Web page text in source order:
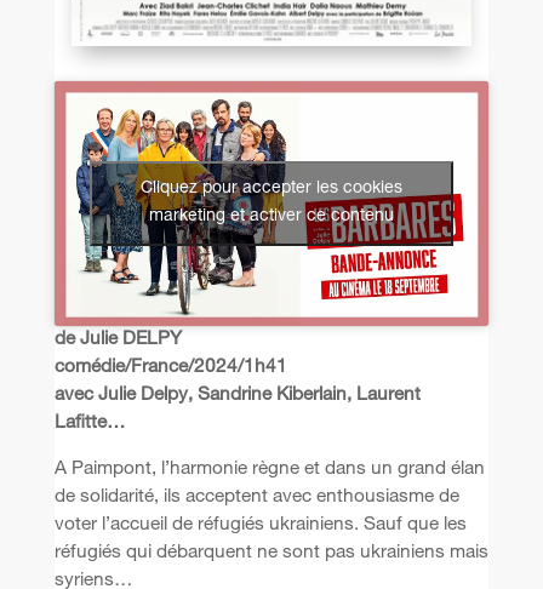
Cliquez pour accepter les cookies
marketing et activer ce contenu
de Julie DELPY
comédie/France/2024/1h41
avec Julie Delpy, Sandrine Kiberlain, Laurent
Lafitte…
A Paimpont, l’harmonie règne et dans un grand élan
de solidarité, ils acceptent avec enthousiasme de
voter l’accueil de réfugiés ukrainiens. Sauf que les
réfugiés qui débarquent ne sont pas ukrainiens mais
syriens…